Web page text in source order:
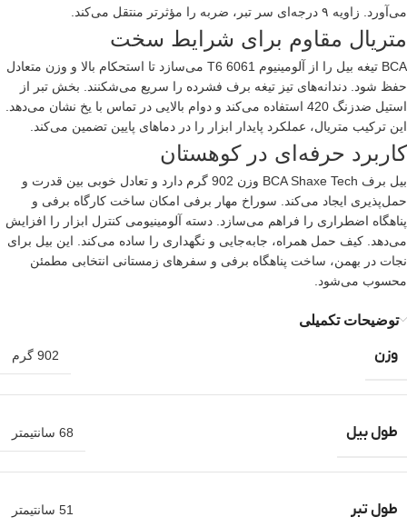
می‌آورد. زاویه ۹ درجه‌ای سر تبر، ضربه را مؤثرتر منتقل می‌کند.
متریال مقاوم برای شرایط سخت
BCA تیغه بیل را از آلومینیوم 6061 T6 می‌سازد تا استحکام بالا و وزن متعادل
حفظ شود. دندانه‌های تیز تیغه برف فشرده را سریع می‌شکنند. بخش تبر از
استیل ضدزنگ 420 استفاده می‌کند و دوام بالایی در تماس با یخ نشان می‌دهد.
این ترکیب متریال، عملکرد پایدار ابزار را در دماهای پایین تضمین می‌کند.
کاربرد حرفه‌ای در کوهستان
بیل برف BCA Shaxe Tech وزن 902 گرم دارد و تعادل خوبی بین قدرت و
حمل‌پذیری ایجاد می‌کند. سوراخ مهار برفی امکان ساخت کارگاه برفی و
پناهگاه اضطراری را فراهم می‌سازد. دسته آلومینیومی کنترل ابزار را افزایش
می‌دهد. کیف حمل همراه، جابه‌جایی و نگهداری را ساده می‌کند. این بیل برای
نجات در بهمن، ساخت پناهگاه برفی و سفرهای زمستانی انتخابی مطمئن
محسوب می‌شود.
توضیحات تکمیلی
وزن 902 گرم
طول بیل 68 سانتیمتر
طول تبر 51 سانتیمتر